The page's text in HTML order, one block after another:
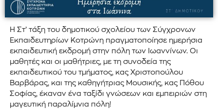
Η Στ’ τάξη του δημοτικού σχολείου των Σύγχρονων
Εκπαιδευτηρίων Κοτρώνη πραγματοποίησε ημερήσια
εκπαιδευτική εκδρομή στην πόλη των Ιωαννίνων. Οι
μαθητές και οι μαθήτριες, με τη συνοδεία της
εκπαιδευτικού του τμήματος, κας Χριστοπούλου
Βαρβάρας, και της καθηγήτριας Μουσικής, κας Πόθου
Σοφίας, έκαναν ένα ταξίδι γνώσεων και εμπειριών στη
μαγευτική παραλίμνια πόλη!